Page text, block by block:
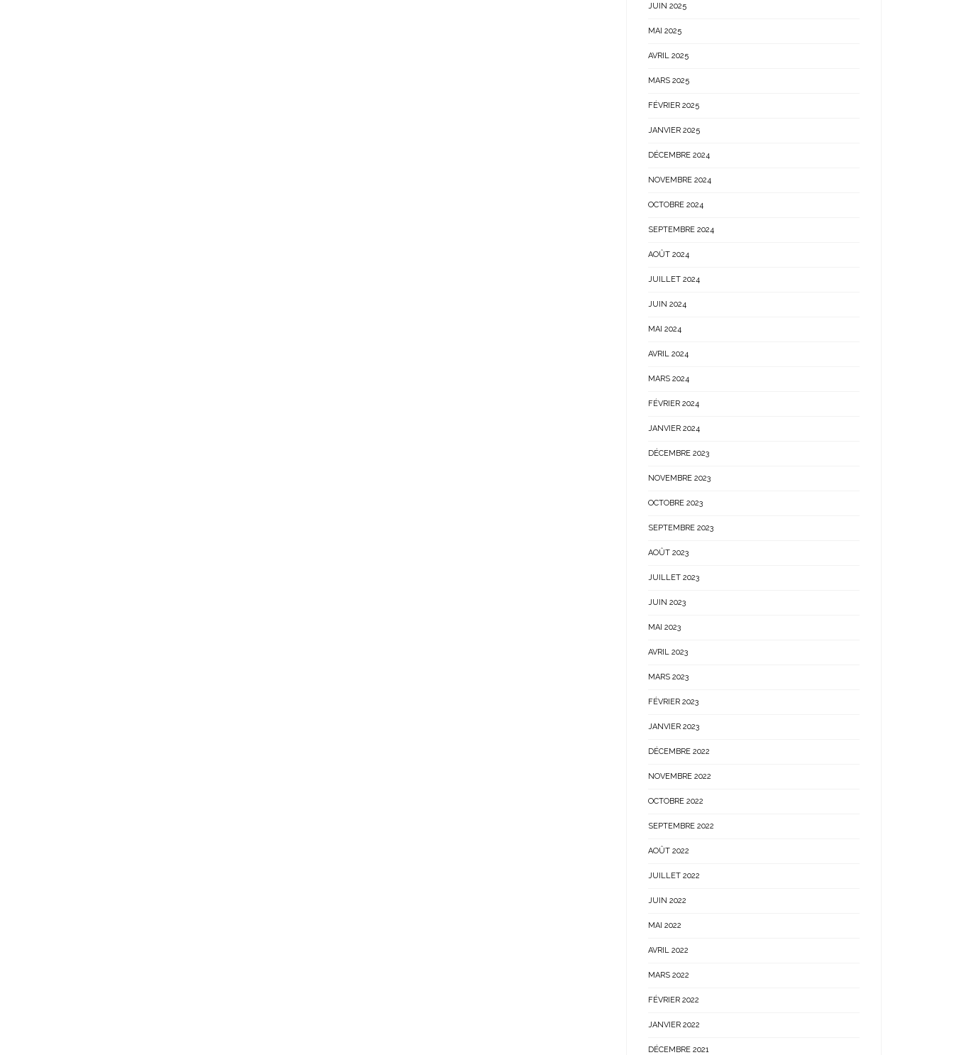
JUIN 2025
MAI 2025
AVRIL 2025
MARS 2025
FÉVRIER 2025
JANVIER 2025
DÉCEMBRE 2024
NOVEMBRE 2024
OCTOBRE 2024
SEPTEMBRE 2024
AOÛT 2024
JUILLET 2024
JUIN 2024
MAI 2024
AVRIL 2024
MARS 2024
FÉVRIER 2024
JANVIER 2024
DÉCEMBRE 2023
NOVEMBRE 2023
OCTOBRE 2023
SEPTEMBRE 2023
AOÛT 2023
JUILLET 2023
JUIN 2023
MAI 2023
AVRIL 2023
MARS 2023
FÉVRIER 2023
JANVIER 2023
DÉCEMBRE 2022
NOVEMBRE 2022
OCTOBRE 2022
SEPTEMBRE 2022
AOÛT 2022
JUILLET 2022
JUIN 2022
MAI 2022
AVRIL 2022
MARS 2022
FÉVRIER 2022
JANVIER 2022
DÉCEMBRE 2021